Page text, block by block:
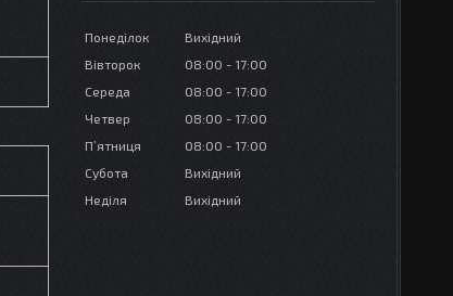
Понеділок
Вихідний
Вівторок
08:00
17:00
Середа
08:00
17:00
Четвер
08:00
17:00
Пʼятниця
08:00
17:00
Субота
Вихідний
Неділя
Вихідний